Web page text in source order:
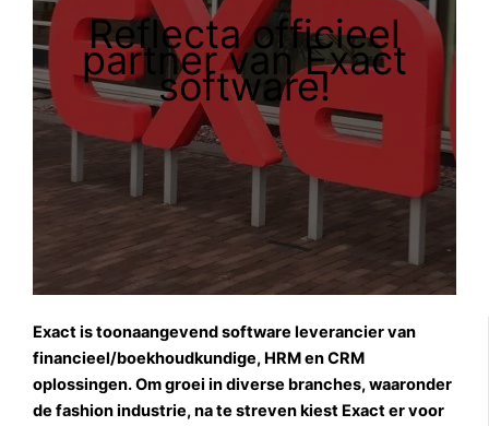
Reflecta officieel
partner van Exact
software!
Exact is toonaangevend software leverancier van
financieel/boekhoudkundige, HRM en CRM
oplossingen. Om groei in diverse branches, waaronder
de fashion industrie, na te streven kiest Exact er voor